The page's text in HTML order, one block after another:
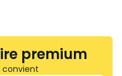
premium
convient